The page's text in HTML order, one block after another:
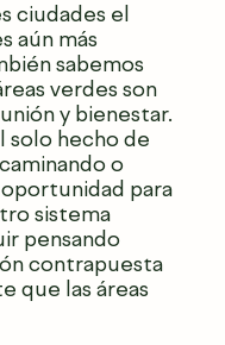
ciudades el
aún más
sabemos
verdes son
y bienestar.
solo hecho de
o
para
sistema
pensando
contrapuesta
que las áreas